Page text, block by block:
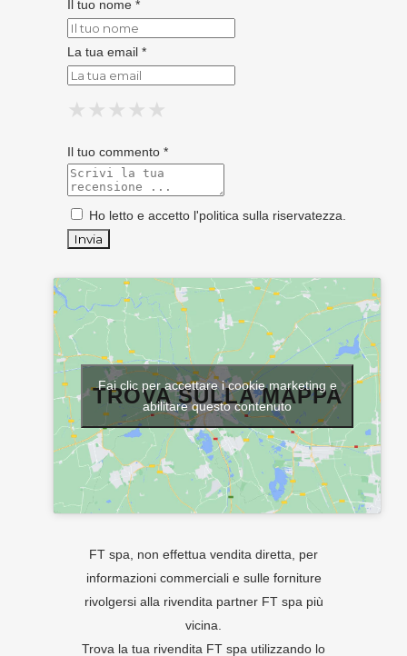
Il tuo nome *
La tua email *
★
★ ★
★ ★ ★
★ ★ ★ ★
★ ★ ★ ★ ★
Il tuo commento *
Ho letto e accetto l'politica sulla riservatezza
TROVA SULLA MAPPA
Fai clic per accettare i cookie marketing e
abilitare questo contenuto
FT spa, non effettua vendita diretta, per
informazioni commerciali e sulle forniture
rivolgersi alla rivendita partner FT spa più
vicina.
Trova la tua rivendita FT spa utilizzando lo